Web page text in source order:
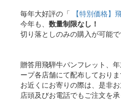
毎年大好評の「
【特別価格】
今年も、 数量制限なし！
切り落としのみの購入が可能で
贈答用飛騨牛パンフレット、
ープ各店舗にて配布しておりま
お近くにお寄りの際は、是非お
店頭及びお電話でもご注文を承